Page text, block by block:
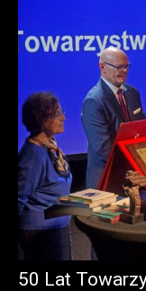
50 Lat